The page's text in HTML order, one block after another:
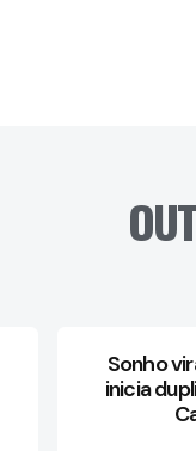
Sonho
inicia